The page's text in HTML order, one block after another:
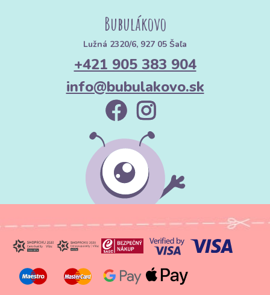
Bubulákovo
Lužná 2320/6, 927 05 Šaľa
+421 905 383 904
info@bubulakovo.sk